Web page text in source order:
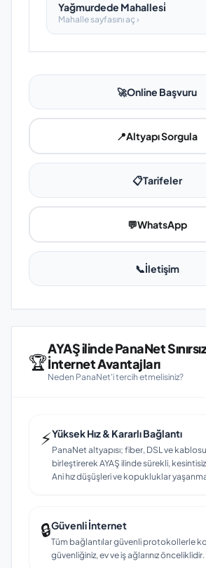
Yağmurdede Mahallesi̇
Mahalle sayfasını aç ›
🚀Online Başvuru
📍Altyapı Sorgula
📋Tarifeler
💬WhatsApp
📞İletişim
🏆
AYAŞ ilinde PanaNet
İnternet Avantajları
Neden PanaNet'i tercih etmelisiniz?
⚡Yüksek Hız & Kararlı Bağlantı
PanaNet altyapısı; fiber, DSL ve
birleştirerek AYAŞ ilinde sürekli,
Ani hız düşüşleri ve kopukluklar
🔒Güvenli İnternet
Tüm bağlantılar güvenli protokollerle
güvenliğiniz, ev ve iş ağlarınız önceliklidir.